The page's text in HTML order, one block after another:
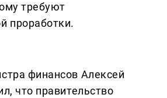
требуют
проработки.
финансов Алексей
что правительство